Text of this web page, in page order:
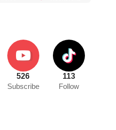
526
Subscribe
113
Follow